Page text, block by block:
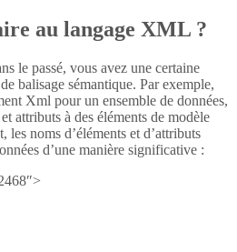
au langage XML ?
le passé, vous avez une certaine
balisage sémantique. Par exemple,
Xml pour un ensemble de données,
attributs à des éléments de modèle
les noms d’éléments et d’attributs
d’une manière significative :